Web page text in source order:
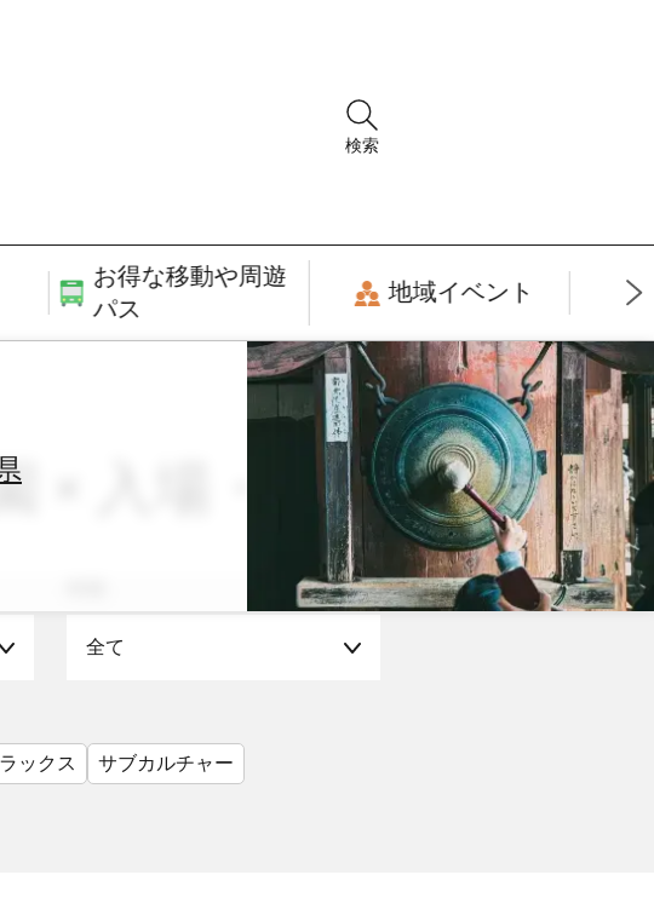
検索
お得な移動や周遊
パス
地域イベント
× 入場・拝観券
全て
ックス
サブカルチャー